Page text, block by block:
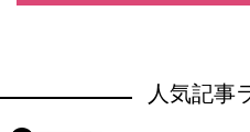
人気記事